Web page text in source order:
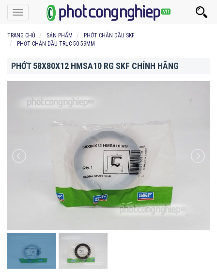
Toggle
navigation
TRANG CHỦ SẢN PHẨM
PHỚT CHẮN DẦU SKF
PHỚT CHẮN DẦU TRỤC 50-59MM
PHỚT 58X80X12 HMSA10 RG SKF CHÍNH HÃNG